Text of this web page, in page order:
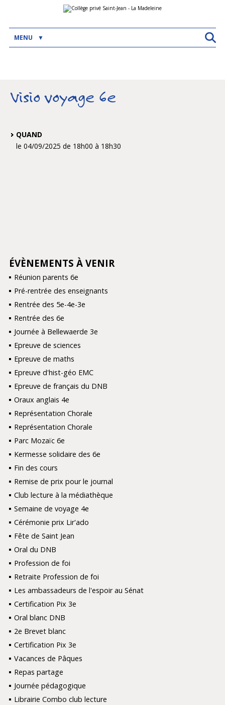
|
AllerMENU
Visio voyage 6e
QUAND
le 04/09/2025 de 18h00 à 18h30
NAVIGATION
ÉVÈNEMENTS À VENIR
Réunion parents 6e
Pré-rentrée des enseignants
Rentrée des 5e-4e-3e
Rentrée des 6e
Journée à Bellewaerde 3e
Epreuve de sciences
Epreuve de maths
Epreuve d'hist-géo EMC
Epreuve de français du DNB
Oraux anglais 4e
Représentation Chorale
Représentation Chorale
Parc Mozaïc 6e
Kermesse solidaire des 6e
Fin des cours
Remise de prix pour le journal
Club lecture à la médiathèque
Semaine de voyage 4e
Cérémonie prix Lir'ado
Fête de Saint Jean
Oral du DNB
Profession de foi
Retraite Profession de foi
Les ambassadeurs de l'espoir au Sénat
Certification Pix 3e
Oral blanc DNB
2e Brevet blanc
Certification Pix 3e
Vacances de Pâques
Repas partage
Journée pédagogique
Librairie Combo club lecture